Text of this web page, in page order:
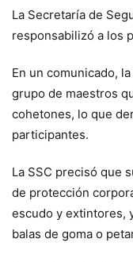
La Secretaría de
responsabilizó a los
En un comunicado,
grupo de maestros
cohetones, lo que
participantes.
La SSC precisó que
de protección
escudo y extintores,
balas de goma o